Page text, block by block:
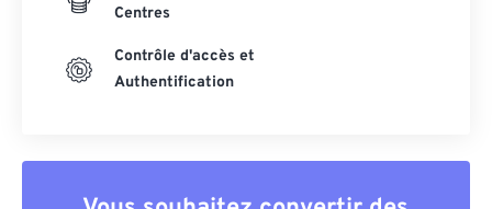
Centres
Contrôle d'accès et
Authentification